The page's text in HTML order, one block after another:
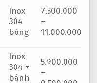
Inox
304
bóng
7.500.000
–
11.000.000
Inox
304 +
bánh
5.900.000
–